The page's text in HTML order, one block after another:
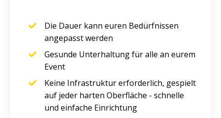
Die Dauer kann euren Bedürfnissen
angepasst werden
Gesunde Unterhaltung für alle an eurem
Event
Keine Infrastruktur erforderlich, gespielt
auf jeder harten Oberfläche - schnelle
und einfache Einrichtung